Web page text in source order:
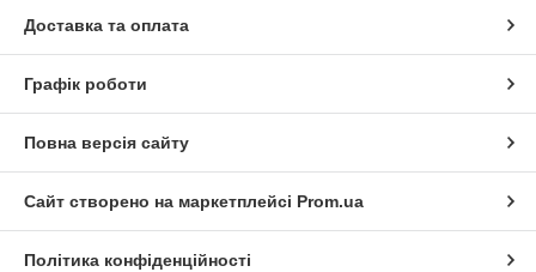
Доставка та оплата
Графік роботи
Повна версія сайту
Сайт створено на маркетплейсі Prom.ua
Політика конфіденційності